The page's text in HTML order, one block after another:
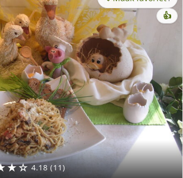
4.18 (11)
👍